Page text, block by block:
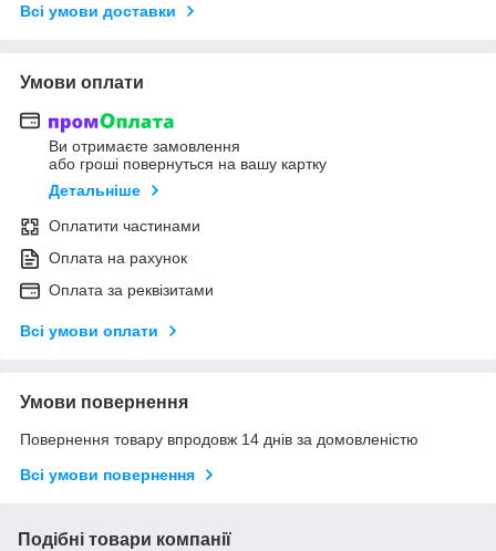
Всі умови доставки
Умови оплати
Ви отримаєте замовлення
або гроші повернуться на вашу картку
Детальніше
Оплатити частинами
Оплата на рахунок
Оплата за реквізитами
Всі умови оплати
Умови повернення
Повернення товару впродовж 14 днів за домовленістю
Всі умови повернення
Подібні товари компанії